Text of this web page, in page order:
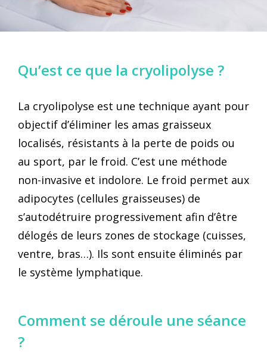
Qu’est ce que la cryolipolyse ?
La cryolipolyse est une technique ayant pour
objectif d’éliminer les amas graisseux
localisés, résistants à la perte de poids ou
au sport, par le froid. C’est une méthode
non-invasive et indolore. Le froid permet aux
adipocytes (cellules graisseuses) de
s’autodétruire progressivement afin d’être
délogés de leurs zones de stockage (cuisses,
ventre, bras…). Ils sont ensuite éliminés par
le système lymphatique.
Comment se déroule une séance
?